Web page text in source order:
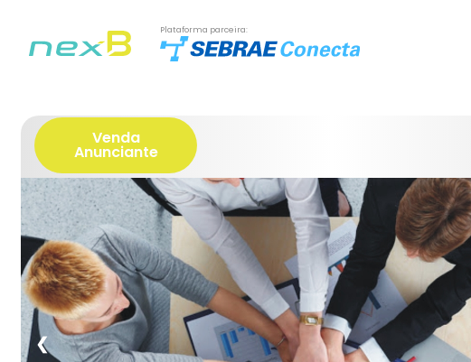
Plataforma parceira:
Venda
Anunciante
❮